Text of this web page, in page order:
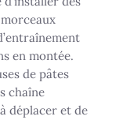
en montée.
de pâtes
chaîne
déplacer et de